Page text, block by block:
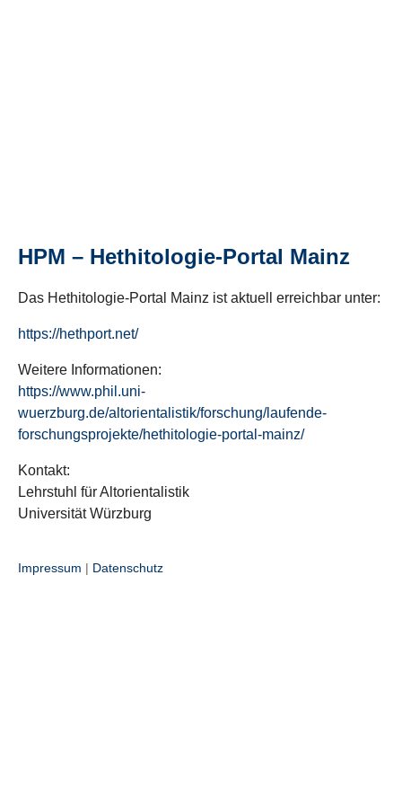
HPM – Hethitologie-Portal Mainz
Das Hethitologie-Portal Mainz ist aktuell erreichbar unter:
https://hethport.net/
Weitere Informationen:
https://www.phil.uni-
wuerzburg.de/altorientalistik/forschung/laufende-
forschungsprojekte/hethitologie-portal-mainz/
Kontakt:
Lehrstuhl für Altorientalistik
Universität Würzburg
Impressum | Datenschutz